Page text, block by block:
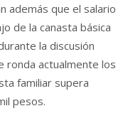
además que el salario
de la canasta básica
la discusión
ronda actualmente los
familiar supera
pesos.